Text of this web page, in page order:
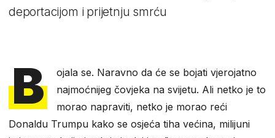
deportacijom i prijetnju smrću
B
ojala se. Naravno da će se bojati vjerojatno
najmoćnijeg čovjeka na svijetu. Ali netko je to
morao napraviti, netko je morao reći
Donaldu Trumpu kako se osjeća tiha većina, milijuni